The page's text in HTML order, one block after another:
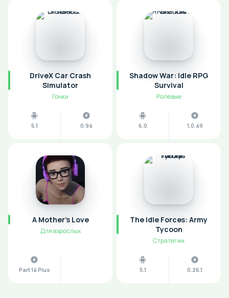
DriveX Car Crash
Simulator
Гонки
5.1 0.94
Shadow War: Idle RPG
Survival
Ролевые
6.0 1.0.49
A Mother’s Love
Для взрослых
Part 14 Plus
The Idle Forces: Army
Tycoon
Стратегии
5.1 0.26.1